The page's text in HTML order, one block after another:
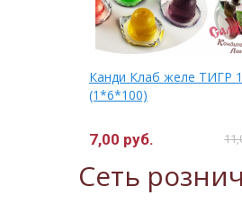
Канди Клаб желе ТИГР
(1*6*100)
7,00 руб.
Сеть